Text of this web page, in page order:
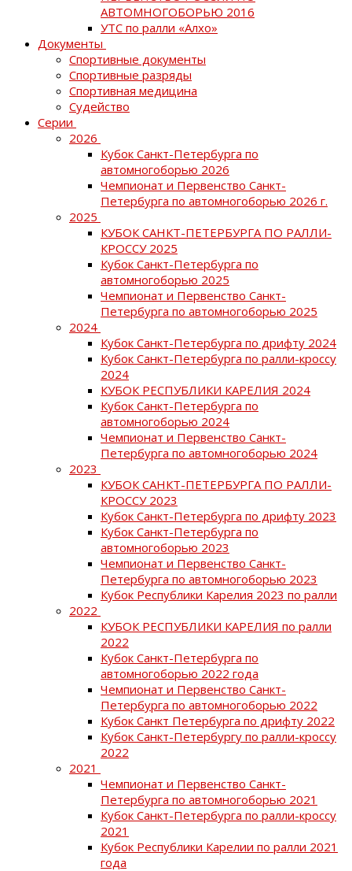
АВТОМНОГОБОРЬЮ 2016
УТС по ралли «Алхо»
Документы
Спортивные документы
Спортивные разряды
Спортивная медицина
Судейство
Серии
2026
Кубок Санкт-Петербурга по
автомногоборью 2026
Чемпионат и Первенство Санкт-
Петербурга по автомногоборью 2026 г.
2025
КУБОК САНКТ-ПЕТЕРБУРГА ПО РАЛЛИ-
КРОССУ 2025
Кубок Санкт-Петербурга по
автомногоборью 2025
Чемпионат и Первенство Санкт-
Петербурга по автомногоборью 2025
2024
Кубок Санкт-Петербурга по дрифту 2024
Кубок Санкт-Петербурга по ралли-кроссу
2024
КУБОК РЕСПУБЛИКИ КАРЕЛИЯ 2024
Кубок Санкт-Петербурга по
автомногоборью 2024
Чемпионат и Первенство Санкт-
Петербурга по автомногоборью 2024
2023
КУБОК САНКТ-ПЕТЕРБУРГА ПО РАЛЛИ-
КРОССУ 2023
Кубок Санкт-Петербурга по дрифту 2023
Кубок Санкт-Петербурга по
автомногоборью 2023
Чемпионат и Первенство Санкт-
Петербурга по автомногоборью 2023
Кубок Республики Карелия 2023 по ралли
2022
КУБОК РЕСПУБЛИКИ КАРЕЛИЯ по ралли
2022
Кубок Санкт-Петербурга по
автомногоборью 2022 года
Чемпионат и Первенство Санкт-
Петербурга по автомногоборью 2022
Кубок Санкт Петербурга по дрифту 2022
Кубок Санкт-Петербургу по ралли-кроссу
2022
2021
Чемпионат и Первенство Санкт-
Петербурга по автомногоборью 2021
Кубок Санкт-Петербурга по ралли-кроссу
2021
Кубок Республики Карелии по ралли 2021
года